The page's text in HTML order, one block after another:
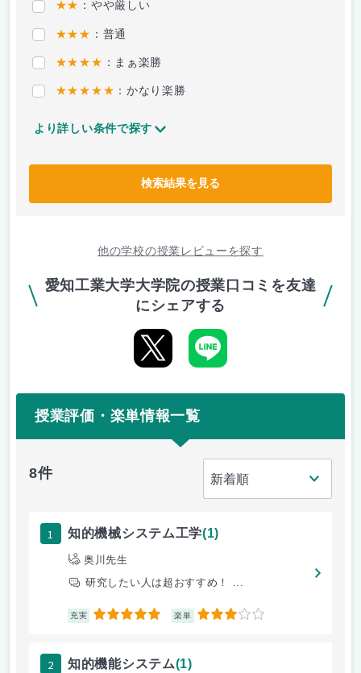
★★ ：やや厳しい
★★★ ：普通
★★★★ ：まぁ楽勝
★★★★★ ：かなり楽勝
より詳しい条件で探す
検索結果を見る
他の学校の授業レビューを探す
愛知工業大学大学院の授業口コミを友達
にシェアする
授業評価・楽単情報一覧
8件
1 知的機械システム工学(1)
奥川先生
研究したい人は超おすすめ！ ...
充実 5 楽単 3
2 知的機能システム(1)